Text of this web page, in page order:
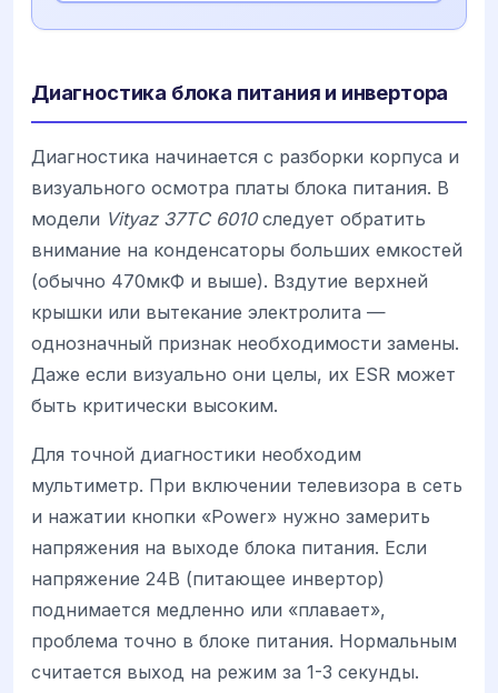
Диагностика блока питания и инвертора
Диагностика начинается с разборки корпуса и
визуального осмотра платы блока питания. В
модели Vityaz 37TC 6010следует обратить
внимание на конденсаторы больших емкостей
(обычно 470мкФ и выше). Вздутие верхней
крышки или вытекание электролита —
однозначный признак необходимости замены.
Даже если визуально они целы, их ESR может
быть критически высоким.
Для точной диагностики необходим
мультиметр. При включении телевизора в сеть
и нажатии кнопки «Power» нужно замерить
напряжения на выходе блока питания. Если
напряжение 24В (питающее инвертор)
поднимается медленно или «плавает»,
проблема точно в блоке питания. Нормальным
считается выход на режим за 1-3 секунды.